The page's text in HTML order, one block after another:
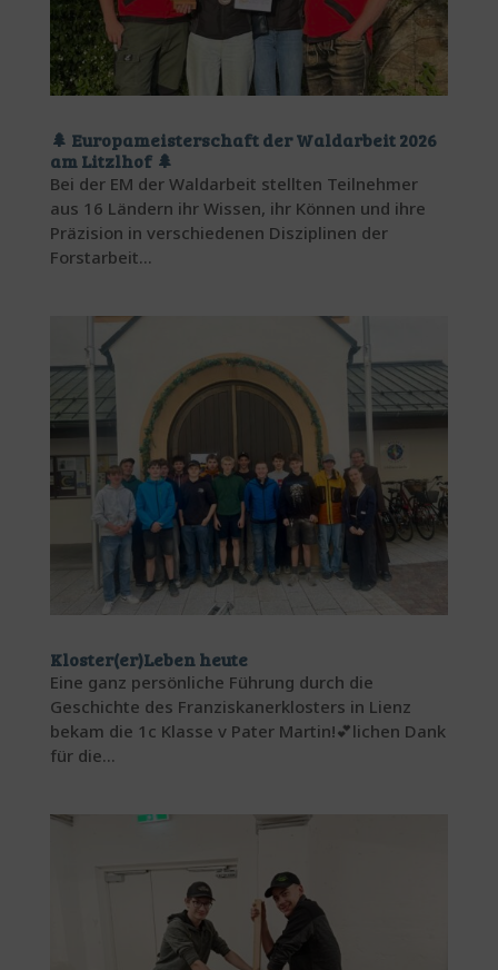
🌲 Europameisterschaft der Waldarbeit 2026
am Litzlhof 🌲
Bei der EM der Waldarbeit stellten Teilnehmer
aus 16 Ländern ihr Wissen, ihr Können und ihre
Präzision in verschiedenen Disziplinen der
Forstarbeit...
Kloster(er)Leben heute
Eine ganz persönliche Führung durch die
Geschichte des Franziskanerklosters in Lienz
bekam die 1c Klasse v Pater Martin!💕lichen Dank
für die...